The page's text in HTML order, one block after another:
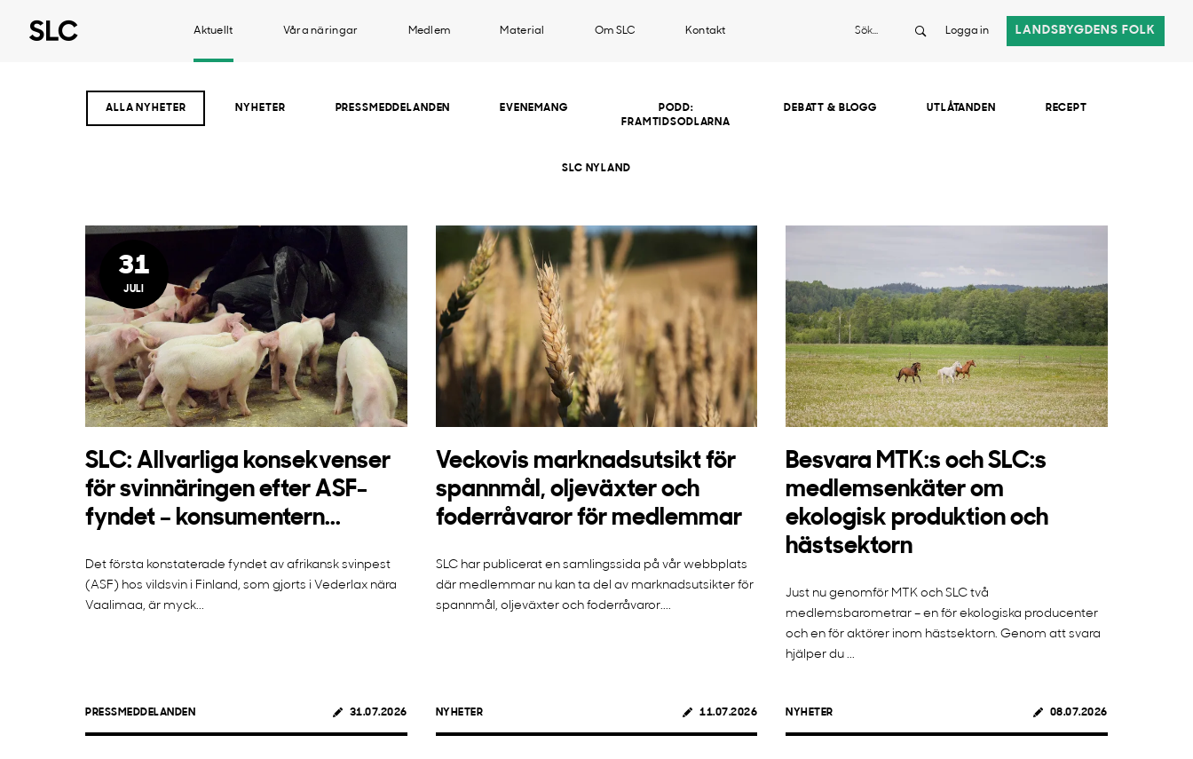
Aktuellt Våra näringar Medlem Material Om SLC Kontakt Sök Logga in LANDSBYGDENS FOLK
ALLA NYHETER NYHETER PRESSMEDDELANDEN EVENEMANG
PODD:
FRAMTIDSODLARNA
DEBATT & BLOGG UTLÅTANDEN RECEPT
SLC NYLAND
31
JULI
SLC: Allvarliga konsekvenser
för svinnäringen efter ASF-
fyndet – konsumentern...
Det första konstaterade fyndet av afrikansk svinpest
(ASF) hos vildsvin i Finland, som gjorts i Vederlax nära
Vaalimaa, är myck...
PRESSMEDDELANDEN 31.07.2026
Veckovis marknadsutsikt för
spannmål, oljeväxter och
foderråvaror för medlemmar
SLC har publicerat en samlingssida på vår webbplats
där medlemmar nu kan ta del av marknadsutsikter för
spannmål, oljeväxter och foderråvaror....
NYHETER 11.07.2026
Besvara MTK:s och SLC:s
medlemsenkäter om
ekologisk produktion och
hästsektorn
Just nu genomför MTK och SLC två
medlemsbarometrar – en för ekologiska producenter
och en för aktörer inom hästsektorn. Genom att svara
hjälper du ...
NYHETER 08.07.2026